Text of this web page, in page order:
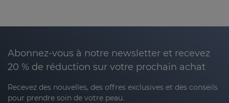
Abonnez-vous à notre newsletter et recevez
20 % de réduction sur votre prochain achat
Recevez des nouvelles, des offres exclusives et des conseils
pour prendre soin de votre peau.